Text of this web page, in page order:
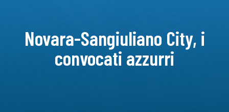
Novara-Sangiuliano City, i
convocati azzurri